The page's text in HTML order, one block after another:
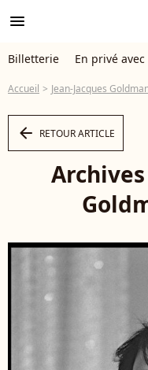
menu
Billetterie En privé avec
Accueil Jean-Jacques
arrow_left RETOUR ARTICLE
Archives